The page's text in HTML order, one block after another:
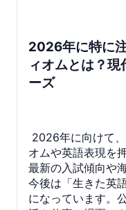
2026年に特に
ィオムとは？
ーズ
2026年に向けて
オムや英語表現を
最新の入試傾向や
今後は「生きた英
になっています。